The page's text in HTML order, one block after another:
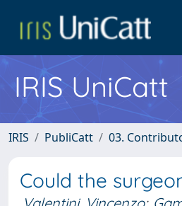
IRIS UniCatt
IRIS PubliCatt 03.
Could the